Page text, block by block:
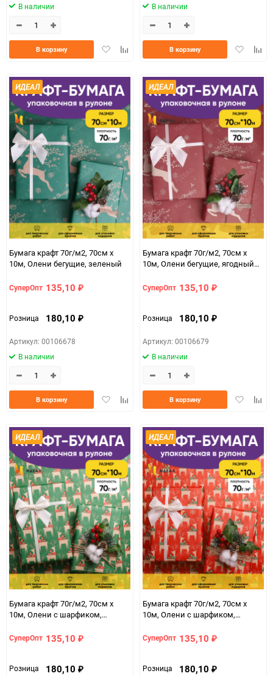
В наличии
ДобавитьДобавить
В корзину
В наличии
Добавить
В корзину
ИДЕАЛ
Бумага крафт 70г/м2, 70см x
10м, Олени бегущие, зеленый
СуперОпт 135,10 ₽
Розница 180,10 ₽
Артикул: 00106678
В наличии
ДобавитьДобавить
В корзину
ИДЕАЛ
Бумага крафт 70г/м2, 70см x
10м, Олени бегущие, ягодный
СуперОпт 135,10 ₽
Розница 180,10 ₽
Артикул: 00106679
В наличии
Добавить
В корзину
ИДЕАЛ
Бумага крафт 70г/м2, 70см x
10м, Олени с шарфиком,
СуперОпт 135,10 ₽
Розница 180,10 ₽
ИДЕАЛ
Бумага крафт 70г/м2, 70см x
10м, Олени с шарфиком,
СуперОпт 135,10 ₽
Розница 180,10 ₽